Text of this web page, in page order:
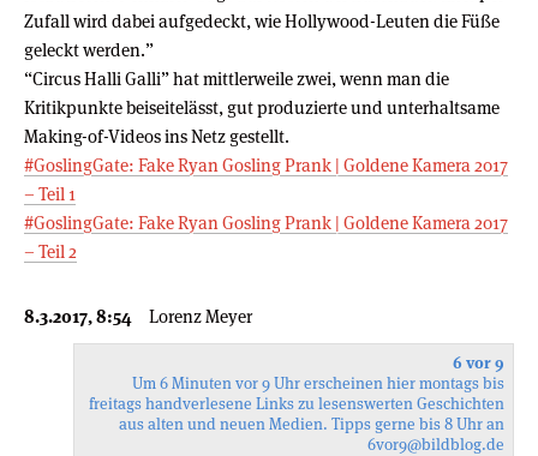
Zufall wird dabei aufgedeckt, wie Hollywood-Leuten die Füße
geleckt werden.”
“Circus Halli Galli” hat mittlerweile zwei, wenn man die
Kritikpunkte beiseitelässt, gut produzierte und unterhaltsame
Making-of-Videos ins Netz gestellt.
#GoslingGate: Fake Ryan Gosling Prank | Goldene Kamera 2017
– Teil 1
#GoslingGate: Fake Ryan Gosling Prank | Goldene Kamera 2017
– Teil 2
8.3.2017, 8:54 Lorenz Meyer
6 vor 9
Um 6 Minuten vor 9 Uhr erscheinen hier montags bis
freitags handverlesene Links zu lesenswerten Geschichten
aus alten und neuen Medien. Tipps gerne bis 8 Uhr an
6vor9@bildblog.de